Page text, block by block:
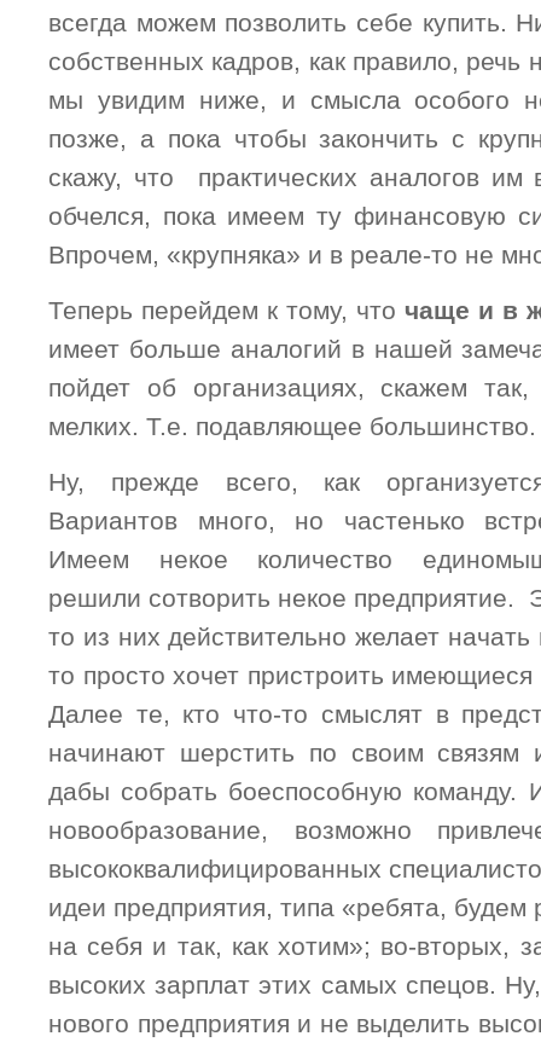
всегда можем позволить себе купить.
собственных кадров, как правило, речь
мы увидим ниже, и смысла особого
позже, а пока чтобы закончить с
скажу, что практических аналогов
обчелся, пока имеем ту финансовую
Впрочем, «крупняка» и в реале-то не
Теперь перейдем к тому, что чаще и в
имеет больше аналогий в нашей
пойдет об организациях, скажем
мелких. Т.е. подавляющее большинство.
Ну, прежде всего, как
Вариантов много, но частенько
Имеем некое количество
решили сотворить некое предприятие.
то из них действительно желает
то просто хочет пристроить
Далее те, кто что-то смыслят в
начинают шерстить по своим связям
дабы собрать боеспособную команду.
новообразование, возможно
высококвалифицированных
идеи предприятия, типа «ребята, будем
на себя и так, как хотим»; во-вторых,
высоких зарплат этих самых спецов.
нового предприятия и не выделить